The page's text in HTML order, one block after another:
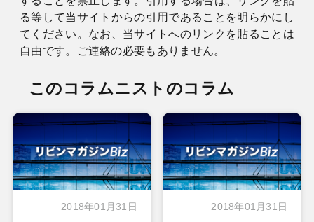
る等して当サイトからの引用であることを明らかにし
てください。なお、当サイトへのリンクを貼ることは
自由です。ご連絡の必要もありません。
このコラムニストのコラム
2018年01月31日 2018年01月31日